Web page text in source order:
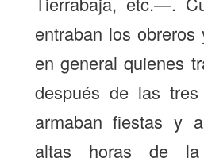
entraban los
en general quienes
después de las
armaban fiestas y
altas horas de